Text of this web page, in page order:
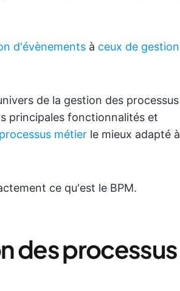
d'évènements à ceux de gestion
de la gestion des processus
principales fonctionnalités et
métier le mieux adapté à
ce qu'est le BPM.
des processus